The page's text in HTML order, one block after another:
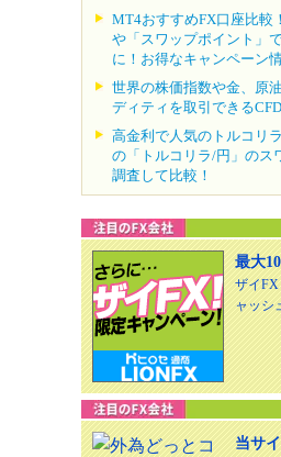
MT4おすすめFX口座比較
や「スワップポイント」
に！お得なキャンペーン
世界の株価指数や金、原
ディティを取引できる
高金利で人気のトルコリ
の「トルコリラ/円」のス
調査して比較！
最大
ザイFX
ャッシ
当サ